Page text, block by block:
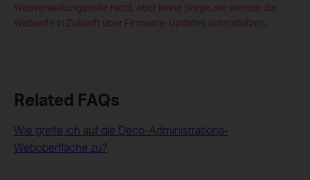
Webverwaltungsseite nicht, aber keine Sorge, sie werden die
Webseite in Zukunft über Firmware-Updates unterstützen.
Related FAQs
Wie greife ich auf die Deco-Administrations-
Weboberfläche zu?